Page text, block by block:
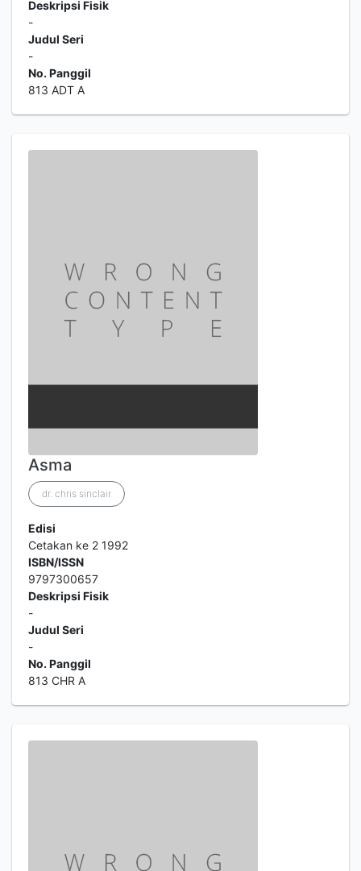
Deskripsi Fisik
-
Judul Seri
-
No. Panggil
813 ADT A
Asma
dr. chris sinclair
Edisi
Cetakan ke 2 1992
ISBN/ISSN
9797300657
Deskripsi Fisik
-
Judul Seri
-
No. Panggil
813 CHR A